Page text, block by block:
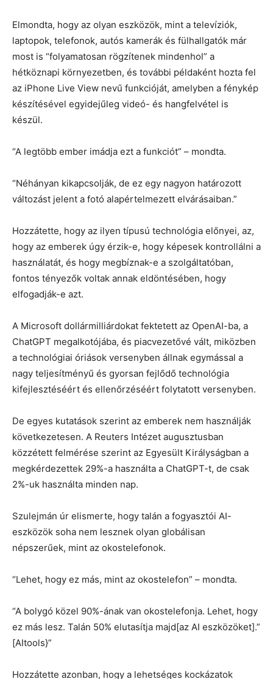
Elmondta, hogy az olyan eszközök, mint a televíziók,
laptopok, telefonok, autós kamerák és fülhallgatók már
most is “folyamatosan rögzítenek mindenhol” a
hétköznapi környezetben, és további példaként hozta fel
az iPhone Live View nevű funkcióját, amelyben a fénykép
készítésével egyidejűleg videó- és hangfelvétel is
készül.
“A legtöbb ember imádja ezt a funkciót” – mondta.
“Néhányan kikapcsolják, de ez egy nagyon határozott
változást jelent a fotó alapértelmezett elvárásaiban.”
Hozzátette, hogy az ilyen típusú technológia előnyei, az,
hogy az emberek úgy érzik-e, hogy képesek kontrollálni a
használatát, és hogy megbíznak-e a szolgáltatóban,
fontos tényezők voltak annak eldöntésében, hogy
elfogadják-e azt.
A Microsoft dollármilliárdokat fektetett az OpenAI-ba, a
ChatGPT megalkotójába, és piacvezetővé vált, miközben
a technológiai óriások versenyben állnak egymással a
nagy teljesítményű és gyorsan fejlődő technológia
kifejlesztéséért és ellenőrzéséért folytatott versenyben.
De egyes kutatások szerint az emberek nem használják
következetesen. A Reuters Intézet augusztusban
közzétett felmérése szerint az Egyesült Királyságban a
megkérdezettek 29%-a használta a ChatGPT-t, de csak
2%-uk használta minden nap.
Szulejmán úr elismerte, hogy talán a fogyasztói AI-
eszközök soha nem lesznek olyan globálisan
népszerűek, mint az okostelefonok.
“Lehet, hogy ez más, mint az okostelefon” – mondta.
“A bolygó közel 90%-ának van okostelefonja. Lehet, hogy
ez más lesz. Talán 50% elutasítja majd[az AI eszközöket].”
[AItools}”
Hozzátette azonban, hogy a lehetséges kockázatok